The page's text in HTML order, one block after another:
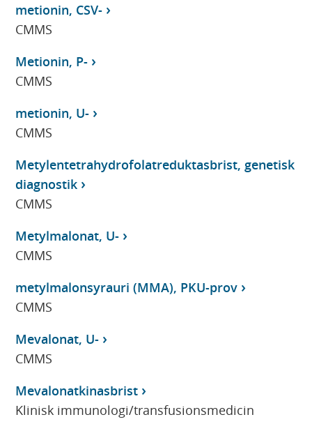
metionin, CSV-
CMMS
Metionin, P-
CMMS
metionin, U-
CMMS
Metylentetrahydrofolatreduktasbrist, genetisk
diagnostik
CMMS
Metylmalonat, U-
CMMS
metylmalonsyrauri (MMA), PKU-prov
CMMS
Mevalonat, U-
CMMS
Mevalonatkinasbrist
Klinisk immunologi/transfusionsmedicin